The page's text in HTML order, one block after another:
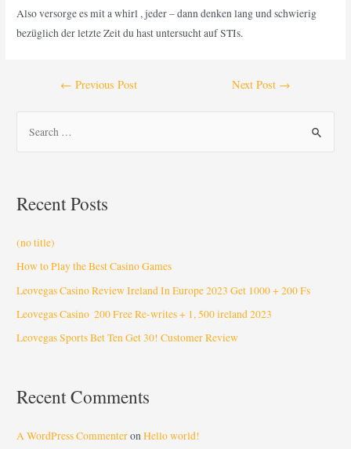
Alsoversorge es mit a whirl , jeder – dann denken lang und schwierig
bezüglich der letzte Zeit du hast untersucht auf STIs.
← Previous Post Next Post →
Recent Posts
(no title)
How to Play the Best Casino Games
Leovegas Casino Review Ireland In Europe 2023 Get 1000 + 200 Fs
Leovegas Casino ️ 200 Free Re-writes + 1, 500 ️ireland 2023
Leovegas Sports Bet Ten Get 30! Customer Review
Recent Comments
A WordPress CommenteronHello world!